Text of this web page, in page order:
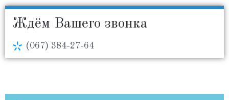
Ждём Вашего звонка
(067) 384-27-64